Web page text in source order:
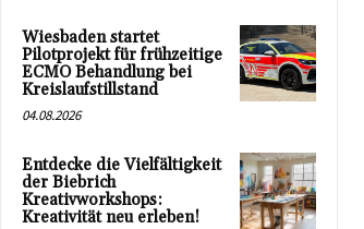
Wiesbaden startet
Pilotprojekt für frühzeitige
ECMO Behandlung bei
Kreislaufstillstand
04.08.2026
Entdecke die Vielfältigkeit
der Biebrich
Kreativworkshops:
Kreativität neu erleben!